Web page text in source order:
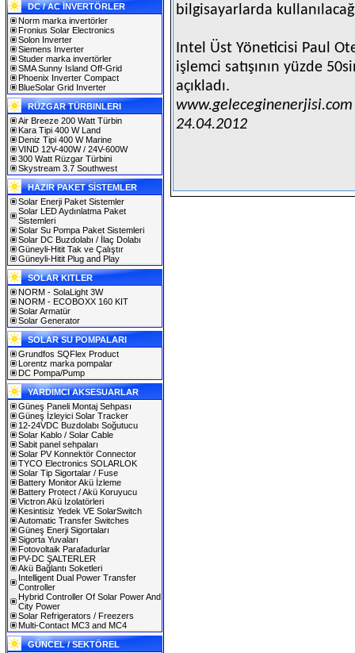
DC / AC İNVERTÖRLER
Norm marka invertörler
Fronius Solar Electronics
Solon Inverter
Siemens Inverter
Studer marka invertörler
SMA Sunny Island Off-Grid
Phoenix Inverter Compact
BlueSolar Grid Inverter
RÜZGAR TÜRBINLERI
Air Breeze 200 Watt Türbin
Kara Tipi 400 W Land
Deniz Tipi 400 W Marine
VIND 12V-400W / 24V-600W
300 Watt Rüzgar Türbini
Skystream 3.7 Southwest
HAZIR PAKET SİSTEMLER
Solar Enerji Paket Sistemler
Solar LED Aydınlatma Paket
Sistemleri
Solar Su Pompa Paket Sistemleri
Solar DC Buzdolabı / İlaç Dolabı
Güneyli-Hitit Tak ve Çalıştır
Güneyli-Hitit Plug and Play
SOLAR KITLER
NORM - SolaLight 3W
NORM - ECOBOXX 160 KIT
Solar Armatür
Solar Generator
SOLAR SU POMPALARI
Grundfos SQFlex Product
Lorentz marka pompalar
DC Pompa/Pump
YARDIMCI AKSESUARLAR
Güneş Paneli Montaj Sehpası
Güneş İzleyici Solar Tracker
12-24VDC Buzdolabı Soğutucu
Solar Kablo / Solar Cable
Sabit panel sehpaları
Solar PV Konnektör Connector
TYCO Electronics SOLARLOK
Solar Tip Sigortalar / Fuse
Battery Monitor Akü İzleme
Battery Protect / Akü Koruyucu
Victron Akü İzolatörleri
Kesintisiz Yedek VE SolarSwitch
Automatic Transfer Switches
Güneş Enerji Sigortaları
Sigorta Yuvaları
Fotovoltaik Parafadurlar
PV-DC ŞALTERLER
Akü Bağlantı Soketleri
Intelligent Dual Power Transfer
Controller
Hybrid Controller Of Solar Power And
City Power
Solar Refrigerators / Freezers
Multi-Contact MC3 and MC4
GÜNCEL / SEKTÖREL
bilgisayarlarda
Intel Üst Yöneticisi Paul
işlemci satışının yüzde
açıkladı.
www.geleceginenerjisi.com
24.04.2012